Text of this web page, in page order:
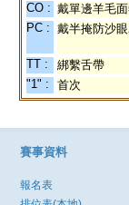
CO : 戴單邊羊毛
PC : 戴半掩防沙
TT : 綁繫舌帶
"1" :
首次
賽事資料
報名表